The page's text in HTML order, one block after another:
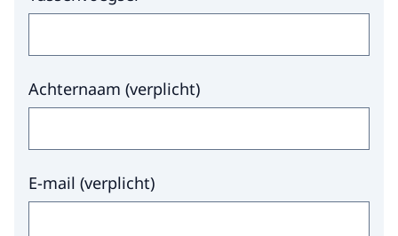
Achternaam (verplicht)
E-mail (verplicht)